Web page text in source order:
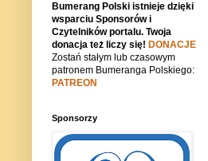
Bumerang Polski istnieje dzięki
wsparciu Sponsorów i
Czytelników portalu. Twoja
donacja też liczy się! DONACJE
Zostań stałym lub czasowym
patronem Bumeranga Polskiego:
PATREON
Sponsorzy